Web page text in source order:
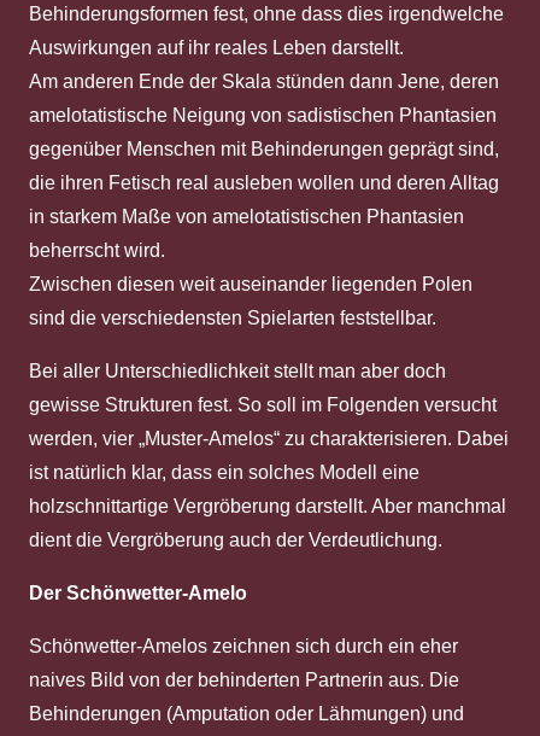
Behinderungsformen fest, ohne dass dies irgendwelche
Auswirkungen auf ihr reales Leben darstellt.
Am anderen Ende der Skala stünden dann Jene, deren
amelotatistische Neigung von sadistischen Phantasien
gegenüber Menschen mit Behinderungen geprägt sind,
die ihren Fetisch real ausleben wollen und deren Alltag
in starkem Maße von amelotatistischen Phantasien
beherrscht wird.
Zwischen diesen weit auseinander liegenden Polen
sind die verschiedensten Spielarten feststellbar.
Bei aller Unterschiedlichkeit stellt man aber doch
gewisse Strukturen fest. So soll im Folgenden versucht
werden, vier „Muster-Amelos“ zu charakterisieren. Dabei
ist natürlich klar, dass ein solches Modell eine
holzschnittartige Vergröberung darstellt. Aber manchmal
dient die Vergröberung auch der Verdeutlichung.
Der Schönwetter-Amelo
Schönwetter-Amelos zeichnen sich durch ein eher
naives Bild von der behinderten Partnerin aus. Die
Behinderungen (Amputation oder Lähmungen) und